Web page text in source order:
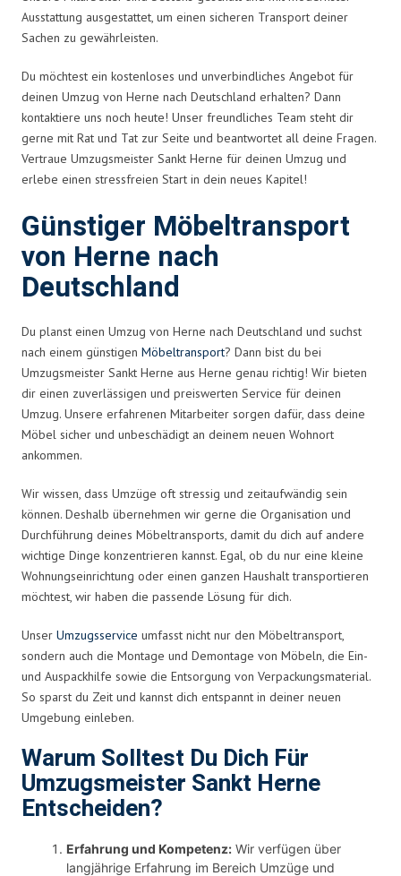
Ausstattung ausgestattet, um einen sicheren Transport deiner
Sachen zu gewährleisten.
Du möchtest ein kostenloses und unverbindliches Angebot für
deinen Umzug von Herne nach Deutschland erhalten? Dann
kontaktiere uns noch heute! Unser freundliches Team steht dir
gerne mit Rat und Tat zur Seite und beantwortet all deine Fragen.
Vertraue Umzugsmeister Sankt Herne für deinen Umzug und
erlebe einen stressfreien Start in dein neues Kapitel!
Günstiger Möbeltransport
von Herne nach
Deutschland
Du planst einen Umzug von Herne nach Deutschland und suchst
nach einem günstigen Möbeltransport? Dann bist du bei
Umzugsmeister Sankt Herne aus Herne genau richtig! Wir bieten
dir einen zuverlässigen und preiswerten Service für deinen
Umzug. Unsere erfahrenen Mitarbeiter sorgen dafür, dass deine
Möbel sicher und unbeschädigt an deinem neuen Wohnort
ankommen.
Wir wissen, dass Umzüge oft stressig und zeitaufwändig sein
können. Deshalb übernehmen wir gerne die Organisation und
Durchführung deines Möbeltransports, damit du dich auf andere
wichtige Dinge konzentrieren kannst. Egal, ob du nur eine kleine
Wohnungseinrichtung oder einen ganzen Haushalt transportieren
möchtest, wir haben die passende Lösung für dich.
Unser Umzugsservice umfasst nicht nur den Möbeltransport,
sondern auch die Montage und Demontage von Möbeln, die Ein-
und Auspackhilfe sowie die Entsorgung von Verpackungsmaterial.
So sparst du Zeit und kannst dich entspannt in deiner neuen
Umgebung einleben.
Warum Solltest Du Dich Für
Umzugsmeister Sankt Herne
Entscheiden?
Erfahrung und Kompetenz: Wir verfügen über
langjährige Erfahrung im Bereich Umzüge und